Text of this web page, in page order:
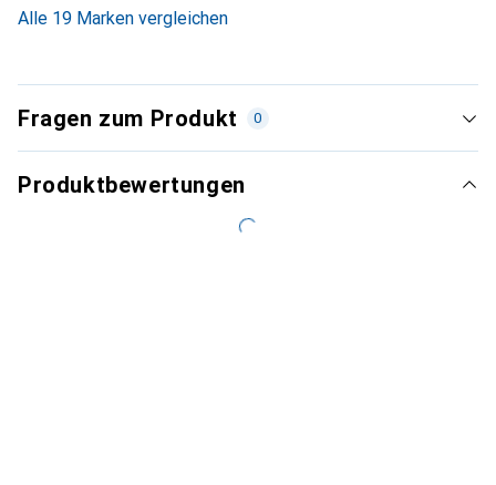
Alle 19 Marken vergleichen
Fragen zum Produkt 0
Produktbewertungen